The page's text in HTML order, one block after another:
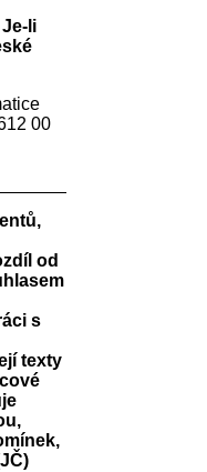
li
00
od
s
texty